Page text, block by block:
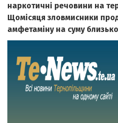
наркотичні речовини на
Щомісяця зловмисники
амфетаміну на суму